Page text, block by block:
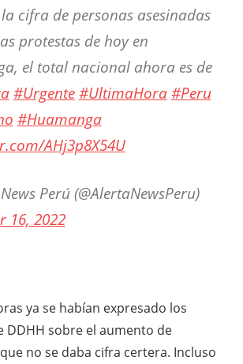
cifra de personas asesinadas
protestas de hoy en
el total nacional ahora es de
#Urgente #UltimaHora #Peru
#Huamanga
AHj3p8X54U
Perú (@AlertaNewsPeru)
16, 2022
ya se habían expresado los
DDHH sobre el aumento de
no se daba cifra certera. Incluso